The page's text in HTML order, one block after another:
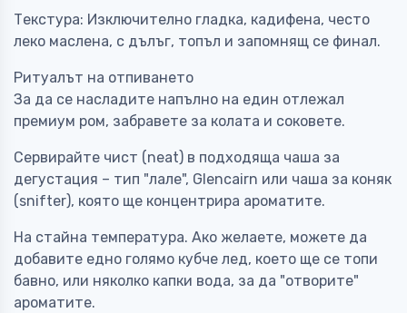
Текстура: Изключително гладка, кадифена, често
леко маслена, с дълъг, топъл и запомнящ се финал.
Ритуалът на отпиването
За да се насладите напълно на един отлежал
премиум ром, забравете за колата и соковете.
Сервирайте чист (neat) в подходяща чаша за
дегустация – тип "лале", Glencairn или чаша за коняк
(snifter), която ще концентрира ароматите.
На стайна температура. Ако желаете, можете да
добавите едно голямо кубче лед, което ще се топи
бавно, или няколко капки вода, за да "отворите"
ароматите.